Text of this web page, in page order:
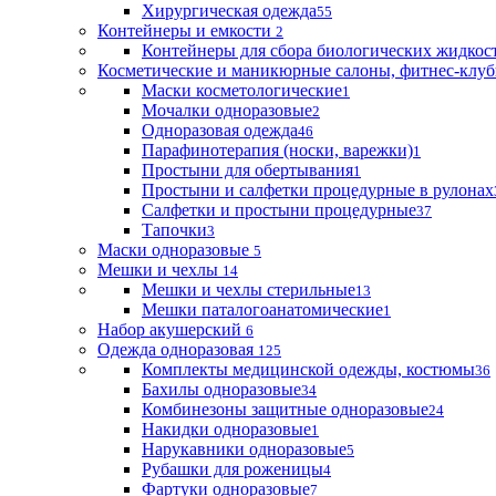
Хирургическая одежда55
Контейнеры и емкости 2
Контейнеры для сбора биологических
Косметические и маникюрные салоны, фитнес-
Маски косметологические1
Мочалки одноразовые2
Одноразовая одежда46
Парафинотерапия (носки, варежки)1
Простыни для обертывания1
Простыни и салфетки процедурные в рулонах
Салфетки и простыни процедурные37
Тапочки3
Маски одноразовые 5
Мешки и чехлы 14
Мешки и чехлы стерильные13
Мешки паталогоанатомические1
Набор акушерский 6
Одежда одноразовая 125
Комплекты медицинской одежды, костюмы36
Бахилы одноразовые34
Комбинезоны защитные одноразовые24
Накидки одноразовые1
Нарукавники одноразовые5
Рубашки для роженицы4
Фартуки одноразовые7